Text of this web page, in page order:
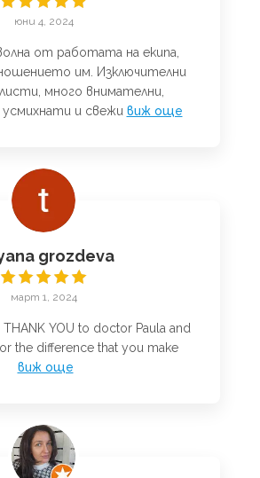
юни 4, 2024
от работата на екипа,
им. Изключителни
много внимателни,
и свежи виж още
grozdeva
март 1, 2024
THANK YOU to doctor Paula and
the difference that you make
виж още